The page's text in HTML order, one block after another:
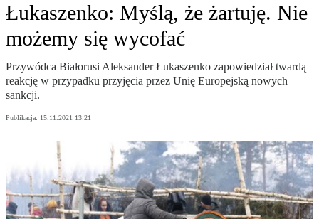
Łukaszenko: Myślą, że żartuję. Nie
możemy się wycofać
Przywódca Białorusi Aleksander Łukaszenko zapowiedział twardą
reakcję w przypadku przyjęcia przez Unię Europejską nowych
sankcji.
Publikacja: 15.11.2021 13:21